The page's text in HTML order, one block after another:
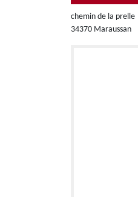
chemin de la prelle
34370 Maraussan